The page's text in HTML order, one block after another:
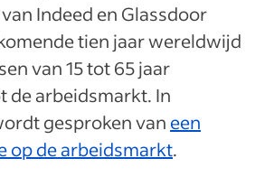
Indeed en Glassdoor
tien jaar wereldwijd
van 15 tot 65 jaar
de arbeidsmarkt. In
gesproken van een
op de arbeidsmarkt.